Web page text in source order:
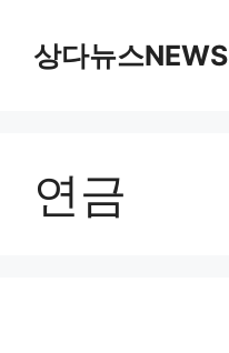
상다뉴스NEWS
연금